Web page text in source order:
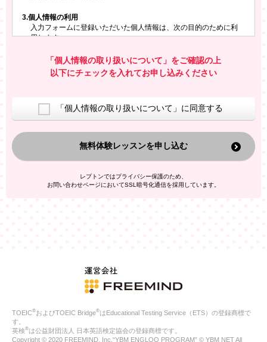
会員番号またはクーポンコード
3.個人情報の利用
入力フォームに登録いただいた個人情報は、次の目的のために利
用します。
お問い合わせにお答えするため
レプトンのキャンペーンや新商品（新サービス）、新規開講教
室等をご案内するため
換した上で、広告・宣伝・販売促進活動に役立てること
上記の利用目的のために第三者へ提供すること
なお、この利用目的を超えた個人情報の取扱いは行いません。ま
た、これ以外の目的で個人情報を利用することはありません。
人情報を、本人が特定されないデータに不可逆変換した上で第三
者広告配信事業者においてマッチングを行い、その結果に基づい
ご本人の同意がある場合
法令に基づく場合
人の生命、身体または財産の保護のために必要がある場合であ
公衆衛生の向上または児童の健全な育成の推進のために特に必
合
「個人情報の取り扱いについて」をご確認の上
以下にチェックを入れてお申し込みください
「個人情報の取り扱いについて」に同意する
無料体験レッスンを申し込む
レプトンではプライバシー保護のため、
お問い合わせページにおいてSSL暗号化通信を採用しています。
TOEIC®およびTOEIC Bridge®はEducational Testing Service（ETS）の登録商標で
す。
英検®は公益財団法人 日本英語検定協会の登録商標です。
Copyright © 2020 FREEMIND, Inc.“YBM ENGLOO PROGRAM” © YBM NET All